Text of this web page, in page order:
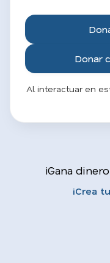
Donar
Al interactuar en
¡Gana
¡Crea